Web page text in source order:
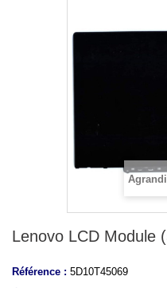
Lenovo LCD Module
Référence : 5D10T45069